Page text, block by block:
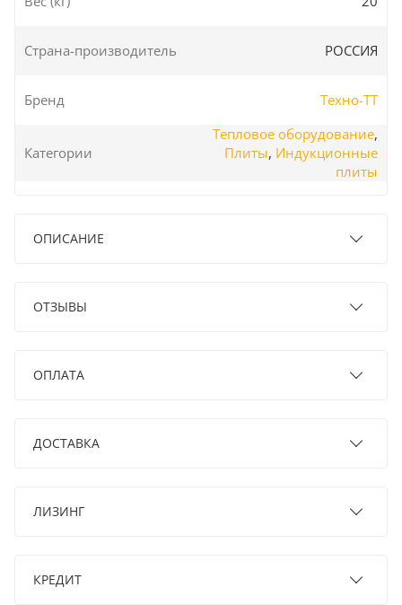
Страна-производитель РОССИЯ
Бренд Техно-ТТ
Категории
Тепловое оборудование,
Плиты, Индукционные
плиты
ОПИСАНИЕ
ОТЗЫВЫ
ОПЛАТА
ДОСТАВКА
ЛИЗИНГ
КРЕДИТ